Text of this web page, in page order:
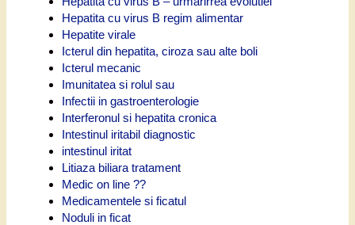
Hepatita cu virus B regim alimentar
Hepatite virale
Icterul din hepatita, ciroza sau alte boli
Icterul mecanic
Imunitatea si rolul sau
Infectii in gastroenterologie
Interferonul si hepatita cronica
Intestinul iritabil diagnostic
intestinul iritat
Litiaza biliara tratament
Medic on line ??
Medicamentele si ficatul
Noduli in ficat